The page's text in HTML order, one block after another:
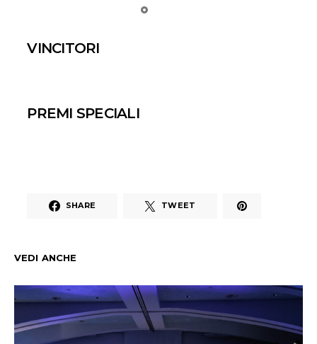
VINCITORI
PREMI SPECIALI
SHARE TWEET
VEDI ANCHE